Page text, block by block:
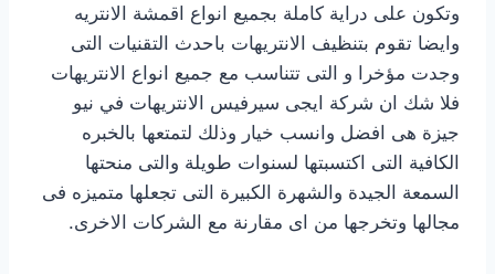
وتكون على دراية كاملة بجميع انواع اقمشة الانتريه
وايضا تقوم بتنظيف الانتريهات باحدث التقنيات التى
وجدت مؤخرا و التى تتناسب مع جميع انواع الانتريهات
فلا شك ان شركة ايجى سيرفيس الانتريهات في نيو
جيزة هى افضل وانسب خيار وذلك لتمتعها بالخبره
الكافية التى اكتسبتها لسنوات طويلة والتى منحتها
السمعة الجيدة والشهرة الكبيرة التى تجعلها متميزه فى
مجالها وتخرجها من اى مقارنة مع الشركات الاخرى.